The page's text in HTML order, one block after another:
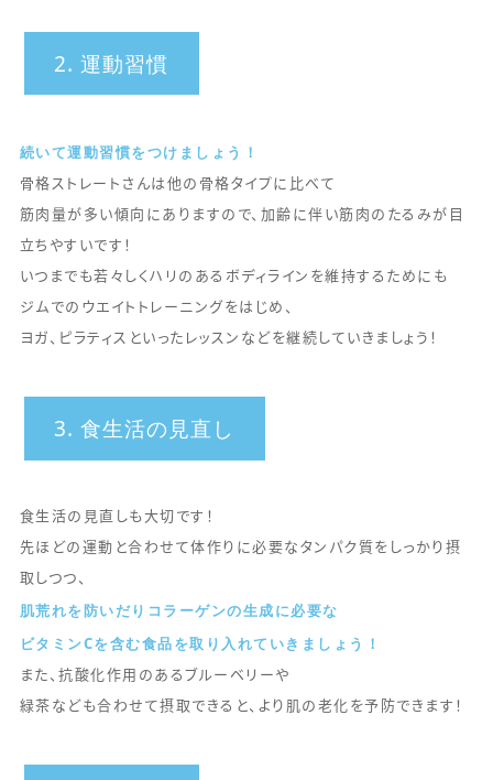
2. 運動習慣
続いて運動習慣をつけましょう！
骨格ストレートさんは他の骨格タイプに比べて
筋肉量が多い傾向にありますので、加齢に伴い筋肉のたるみが目
立ちやすいです！
いつまでも若々しくハリのあるボディラインを維持するためにも
ジムでのウエイトトレーニングをはじめ、
ヨガ、ピラティスといったレッスンなどを継続していきましょう！
3. 食生活の見直し
食生活の見直しも大切です！
先ほどの運動と合わせて体作りに必要なタンパク質をしっかり摂
取しつつ、
肌荒れを防いだりコラーゲンの生成に必要な
ビタミンCを含む食品を取り入れていきましょう！
また、抗酸化作用のあるブルーベリーや
緑茶なども合わせて摂取できると、より肌の老化を予防できます！